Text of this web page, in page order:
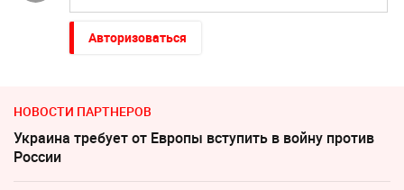
Авторизоваться
НОВОСТИ ПАРТНЕРОВ
Украина требует от Европы вступить в войну против
России